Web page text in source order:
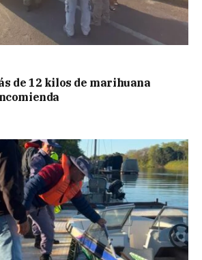
de 12 kilos de marihuana